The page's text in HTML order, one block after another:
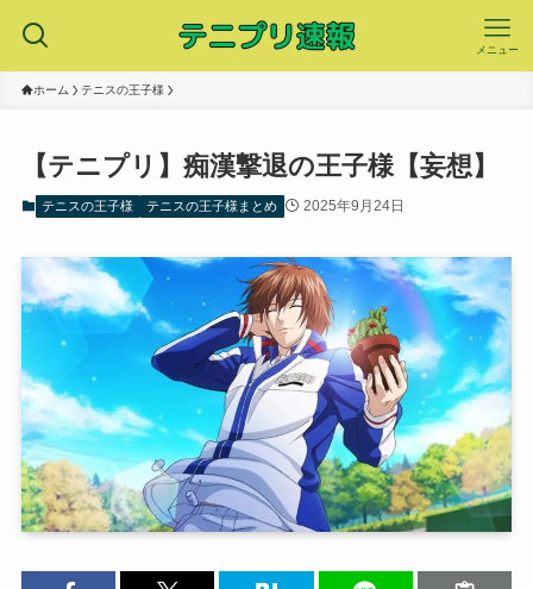
メニュー
ホーム テニスの王子様
【テニプリ】痴漢撃退の王子様【妄想】
テニスの王子様 テニスの王子様まとめ 2025年9月24日